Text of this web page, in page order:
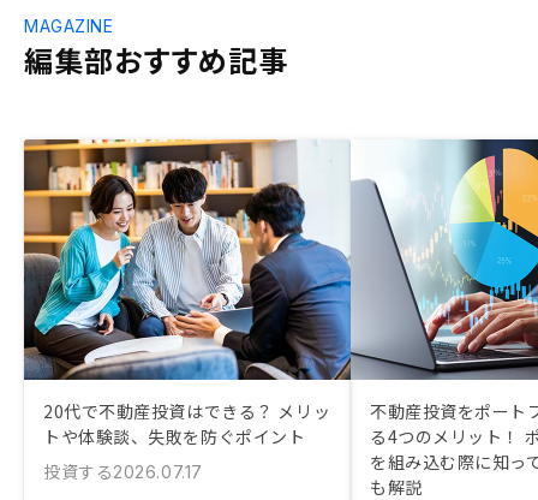
編集部おすすめ記事
MAGAZINE
20代で不動産投資はできる？ メリッ
トや体験談、失敗を防ぐポイント
投資する2026.07.17
不動産投資をポート
る4つのメリット！
を組み込む際に知っ
も解説